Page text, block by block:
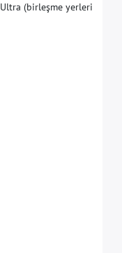
Ultra (birleşme yerleri